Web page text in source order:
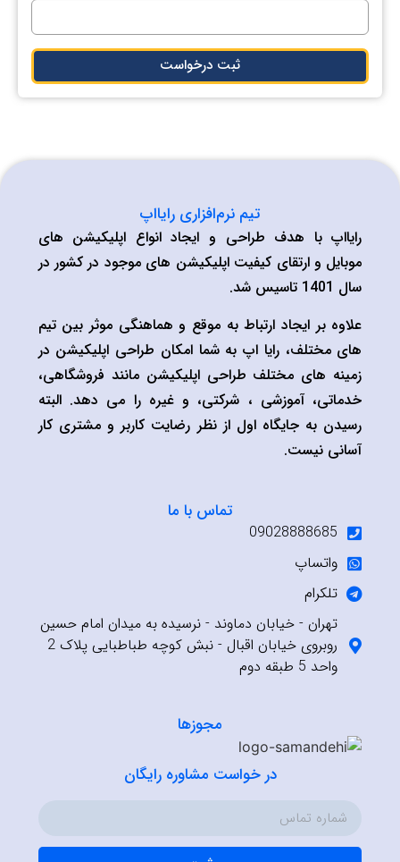
ثبت درخواست
تیم نرم‌افزاری رایااپ
رایااپ با هدف طراحی و ایجاد انواع اپلیکیشن های
موبایل و ارتقای کیفیت اپلیکیشن های موجود در کشور در
سال 1401 تاسیس شد.
علاوه بر ایجاد ارتباط به موقع و هماهنگی موثر بین تیم
های مختلف، رایا اپ به شما امکان طراحی اپلیکیشن در
زمینه های مختلف طراحی اپلیکیشن مانند فروشگاهی،
خدماتی، آموزشی ، شرکتی، و غیره را می دهد. البته
رسیدن به جایگاه اول از نظر رضایت کاربر و مشتری کار
آسانی نیست.
تماس با ما
09028888685
واتساپ
تلکرام
تهران - خیابان دماوند - نرسیده به میدان امام حسین
روبروی خیابان اقبال - نبش کوچه طباطبایی پلاک 2
واحد 5 طبقه دوم
مجوزها
در خواست مشاوره رایگان